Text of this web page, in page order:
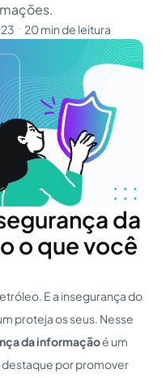
・ 20 min de leitura
da
o que você
E a insegurança do
proteja os seus. Nesse
da informaçãoé um
destaque por promover